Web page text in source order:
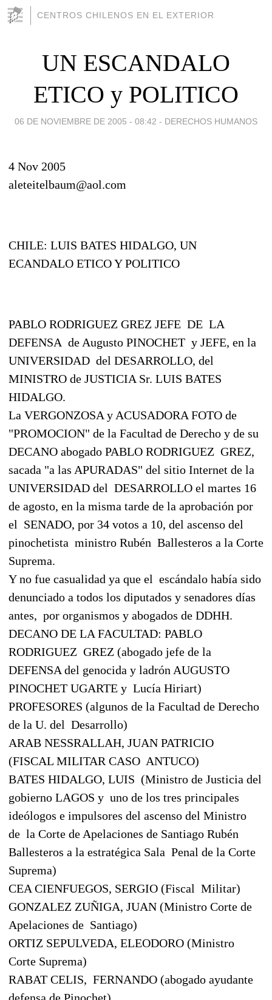
CENTROS CHILENOS EN EL EXTERIOR
UN ESCANDALO
ETICO y POLITICO
06 DE NOVIEMBRE DE 2005 - 08:42 - DERECHOS HUMANOS
4 Nov 2005
aleteitelbaum@aol.com
CHILE: LUIS BATES HIDALGO, UN
ECANDALO ETICO Y POLITICO
PABLO RODRIGUEZ GREZ JEFE DE LA
DEFENSA de Augusto PINOCHET y JEFE, en la
UNIVERSIDAD del DESARROLLO, del
MINISTRO de JUSTICIA Sr. LUIS BATES
HIDALGO.
La VERGONZOSA y ACUSADORA FOTO de
"PROMOCION" de la Facultad de Derecho y de su
DECANO abogado PABLO RODRIGUEZ GREZ,
sacada "a las APURADAS" del sitio Internet de la
UNIVERSIDAD del DESARROLLO el martes 16
de agosto, en la misma tarde de la aprobación por
el SENADO, por 34 votos a 10, del ascenso del
pinochetista ministro Rubén Ballesteros a la Corte
Suprema.
Y no fue casualidad ya que el escándalo había sido
denunciado a todos los diputados y senadores días
antes, por organismos y abogados de DDHH.
DECANO DE LA FACULTAD: PABLO
RODRIGUEZ GREZ (abogado jefe de la
DEFENSA del genocida y ladrón AUGUSTO
PINOCHET UGARTE y Lucía Hiriart)
PROFESORES (algunos de la Facultad de Derecho
de la U. del Desarrollo)
ARAB NESSRALLAH, JUAN PATRICIO
(FISCAL MILITAR CASO ANTUCO)
BATES HIDALGO, LUIS (Ministro de Justicia del
gobierno LAGOS y uno de los tres principales
ideólogos e impulsores del ascenso del Ministro
de la Corte de Apelaciones de Santiago Rubén
Ballesteros a la estratégica Sala Penal de la Corte
Suprema)
CEA CIENFUEGOS, SERGIO (Fiscal Militar)
GONZALEZ ZUÑIGA, JUAN (Ministro Corte de
Apelaciones de Santiago)
ORTIZ SEPULVEDA, ELEODORO (Ministro
Corte Suprema)
RABAT CELIS, FERNANDO (abogado ayudante